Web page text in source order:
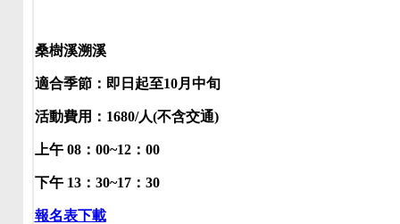
桑樹溪溯溪
適合季節：即日起至10月中旬
活動費用：1680/人(不含交通)
上午 08：00~12：00
下午 13：30~17：30
報名表下載